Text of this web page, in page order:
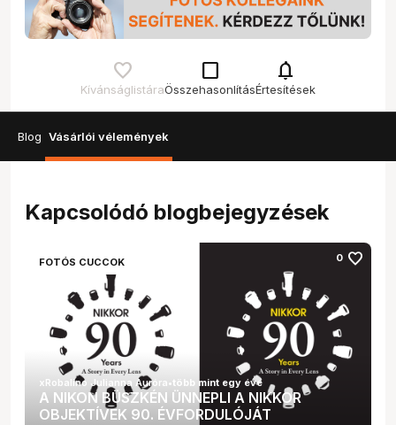
Kívánságlistára
check_box_outline_blank
Összehasonlítás
notifications
Értesítések
Blog Vásárlói vélemények
Kapcsolódó blogbejegyzések
FOTÓS CUCCOK 0 favorite
A NIKON BÜSZKÉN ÜNNEPLI A NIKKOR
OBJEKTÍVEK 90. ÉVFORDULÓJÁT
xRobalino Julianna Auróra•több mint egy éve